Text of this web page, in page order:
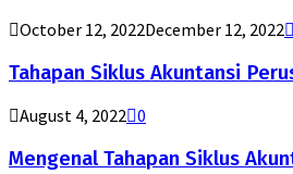
October 12, 2022December 12, 2022
Tahapan Siklus Akuntansi
August 4, 2022 0
Mengenal Tahapan Siklus